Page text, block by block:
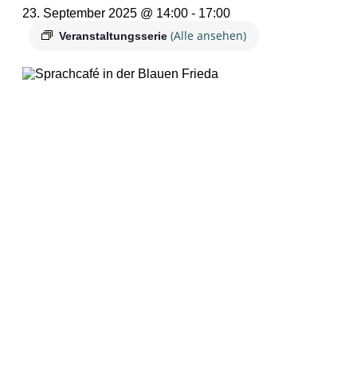
23. September 2025 @ 14:00 - 17:00
Veranstaltungsserie (Alle ansehen)